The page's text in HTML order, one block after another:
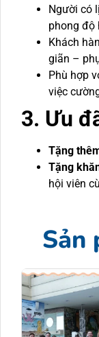
Người có
phong độ
Khách
giãn –
Phù hợp
việc
3. Ưu
Tặng
Tặng
hội viên
Sản